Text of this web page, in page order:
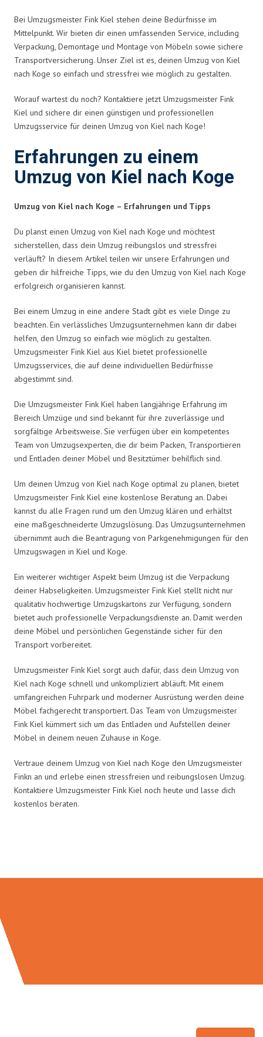
Bei Umzugsmeister Fink Kiel stehen deine Bedürfnisse im
Mittelpunkt. Wir bieten dir einen umfassenden Service, including
Verpackung, Demontage und Montage von Möbeln sowie sichere
Transportversicherung. Unser Ziel ist es, deinen Umzug von Kiel
nach Koge so einfach und stressfrei wie möglich zu gestalten.
Worauf wartest du noch? Kontaktiere jetzt Umzugsmeister Fink
Kiel und sichere dir einen günstigen und professionellen
Umzugsservice für deinen Umzug von Kiel nach Koge!
Erfahrungen zu einem
Umzug von Kiel nach Koge
Umzug von Kiel nach Koge – Erfahrungen und Tipps
Du planst einen Umzug von Kiel nach Koge und möchtest
sicherstellen, dass dein Umzug reibungslos und stressfrei
verläuft? In diesem Artikel teilen wir unsere Erfahrungen und
geben dir hilfreiche Tipps, wie du den Umzug von Kiel nach Koge
erfolgreich organisieren kannst.
Bei einem Umzug in eine andere Stadt gibt es viele Dinge zu
beachten. Ein verlässliches Umzugsunternehmen kann dir dabei
helfen, den Umzug so einfach wie möglich zu gestalten.
Umzugsmeister Fink Kiel aus Kiel bietet professionelle
Umzugsservices, die auf deine individuellen Bedürfnisse
abgestimmt sind.
Die Umzugsmeister Fink Kiel haben langjährige Erfahrung im
Bereich Umzüge und sind bekannt für ihre zuverlässige und
sorgfältige Arbeitsweise. Sie verfügen über ein kompetentes
Team von Umzugsexperten, die dir beim Packen, Transportieren
und Entladen deiner Möbel und Besitztümer behilflich sind.
Um deinen Umzug von Kiel nach Koge optimal zu planen, bietet
Umzugsmeister Fink Kiel eine kostenlose Beratung an. Dabei
kannst du alle Fragen rund um den Umzug klären und erhältst
eine maßgeschneiderte Umzugslösung. Das Umzugsunternehmen
übernimmt auch die Beantragung von Parkgenehmigungen für den
Umzugswagen in Kiel und Koge.
Ein weiterer wichtiger Aspekt beim Umzug ist die Verpackung
deiner Habseligkeiten. Umzugsmeister Fink Kiel stellt nicht nur
qualitativ hochwertige Umzugskartons zur Verfügung, sondern
bietet auch professionelle Verpackungsdienste an. Damit werden
deine Möbel und persönlichen Gegenstände sicher für den
Transport vorbereitet.
Umzugsmeister Fink Kiel sorgt auch dafür, dass dein Umzug von
Kiel nach Koge schnell und unkompliziert abläuft. Mit einem
umfangreichen Fuhrpark und moderner Ausrüstung werden deine
Möbel fachgerecht transportiert. Das Team von Umzugsmeister
Fink Kiel kümmert sich um das Entladen und Aufstellen deiner
Möbel in deinem neuen Zuhause in Koge.
Vertraue deinem Umzug von Kiel nach Koge den Umzugsmeister
Finkn an und erlebe einen stressfreien und reibungslosen Umzug.
Kontaktiere Umzugsmeister Fink Kiel noch heute und lasse dich
kostenlos beraten.